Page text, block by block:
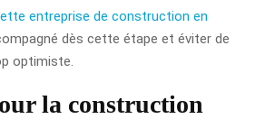
entreprise de construction en
dès cette étape et éviter de
optimiste.
la construction